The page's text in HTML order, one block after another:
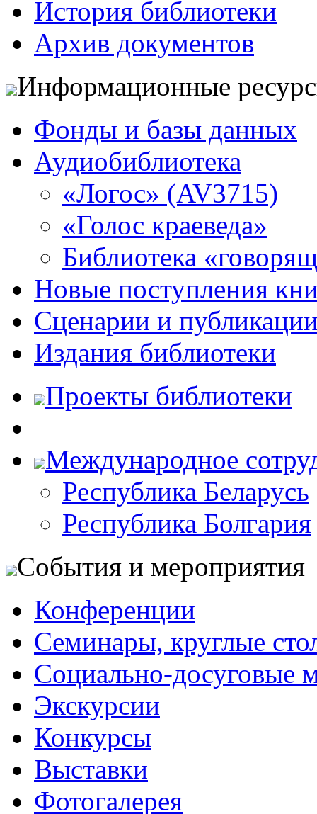
История библиотеки
Архив документов
Информационные
Фонды и базы данных
Аудиобиблиотека
«Логос» (AV3715)
«Голос краеведа»
Библиотека
Новые поступления
Сценарии и
Издания библиотеки
Проекты библиотеки
Международное
Республика Беларусь
Республика Болгария
События и мероприятия
Конференции
Семинары, круглые
Социально-досуговые
Экскурсии
Конкурсы
Выставки
Фотогалерея